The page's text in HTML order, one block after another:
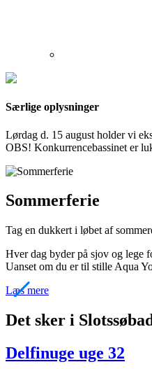
Særlige oplysninger
Lørdag d. 15 august holder vi
OBS! Konkurrencebassinet er
Sommerferie
Tag en dukkert i løbet af
Hver dag byder på sjov og lege
Uanset om du er til stille Aqua
Læs mere
Det sker i
Delfinuge uge 32